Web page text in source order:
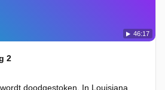
46:17
2
doodgestoken. In Louisiana